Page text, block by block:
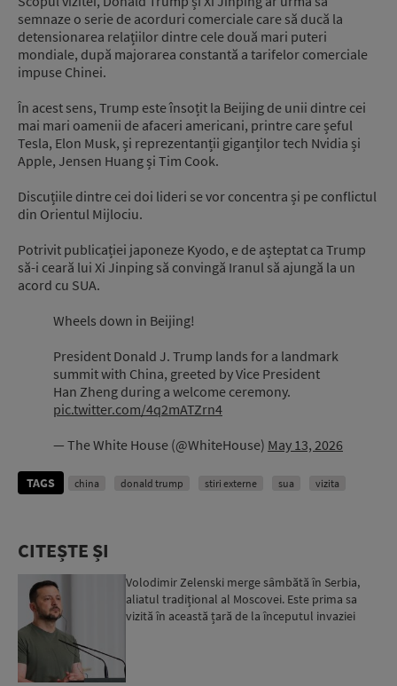
semnaze o serie de acorduri comerciale care să ducă la
detensionarea relațiilor dintre cele două mari puteri
mondiale, după majorarea constantă a tarifelor comerciale
impuse Chinei.
În acest sens, Trump este însoțit la Beijing de unii dintre cei
mai mari oamenii de afaceri americani, printre care șeful
Tesla, Elon Musk, și reprezentanții giganților tech Nvidia și
Apple, Jensen Huang și Tim Cook.
Discuțiile dintre cei doi lideri se vor concentra și pe conflictul
din Orientul Mijlociu.
Potrivit publicației japoneze Kyodo, e de așteptat ca Trump
să-i ceară lui Xi Jinping să convingă Iranul să ajungă la un
acord cu SUA.
Wheels down in Beijing!
President Donald J. Trump lands for a landmark
summit with China, greeted by Vice President
Han Zheng during a welcome ceremony.
pic.twitter.com/4q2mATZrn4
— The White House (@WhiteHouse) May 13, 2026
TAGS china donald trump stiri externe sua vizita
CITEȘTE ȘI
Volodimir Zelenski merge sâmbătă în Serbia,
aliatul tradițional al Moscovei. Este prima sa
vizită în această țară de la începutul invaziei